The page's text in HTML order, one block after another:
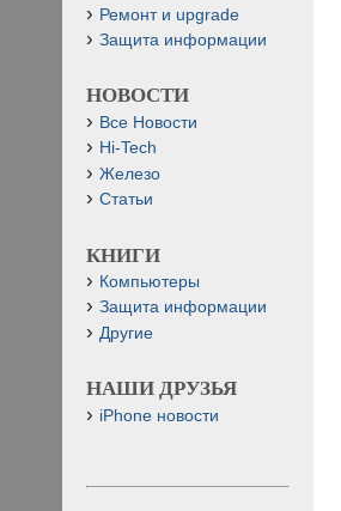
Ремонт и upgrade
Защита информации
НОВОСТИ
Все Новости
Hi-Tech
Железо
Статьи
КНИГИ
Компьютеры
Защита информации
Другие
НАШИ ДРУЗЬЯ
iPhone новости